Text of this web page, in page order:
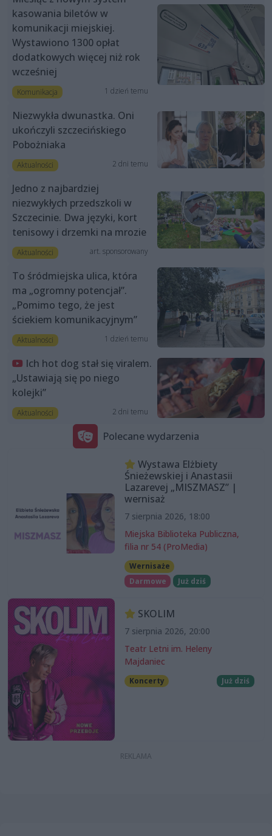
kasowania biletów w
komunikacji miejskiej.
Wystawiono 1300 opłat
dodatkowych więcej niż rok
wcześniej
Komunikacja 1 dzień temu
Niezwykła dwunastka. Oni
ukończyli szczecińskiego
Pobożniaka
Aktualności 2 dni temu
Jedno z najbardziej
niezwykłych przedszkoli w
Szczecinie. Dwa języki, kort
tenisowy i drzemki na mrozie
Aktualności art. sponsorowany
To śródmiejska ulica, która
ma „ogromny potencjał”.
„Pomimo tego, że jest
ściekiem komunikacyjnym”
Aktualności 1 dzień temu
Ich hot dog stał się viralem.
„Ustawiają się po niego
kolejki”
Aktualności 2 dni temu
Polecane wydarzenia
Wystawa Elżbiety
Śnieżewskiej i Anastasii
Lazarevej „MISZMASZ” |
wernisaż
7 sierpnia 2026, 18:00
Miejska Biblioteka Publiczna,
filia nr 54 (ProMedia)
Wernisaże
Darmowe
Już dziś
SKOLIM
7 sierpnia 2026, 20:00
Teatr Letni im. Heleny
Majdaniec
Koncerty Już dziś